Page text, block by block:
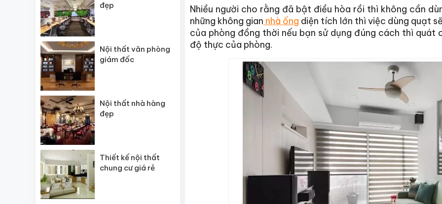
Nhiều người cho rằng đã bật điều hòa rồi thì không cần
những không gian nhà ống diện tích lớn thì việc dùng quạt
của phòng đồng thời nếu bạn sử dụng đúng cách thì
độ thực của phòng.
đẹp
Nội thất văn phòng
giám đốc
Nội thất nhà hàng
đẹp
Thiết kế nội thất
chung cư giá rẻ